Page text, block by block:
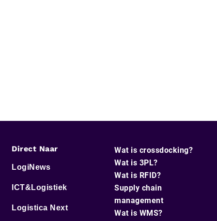
Direct Naar
LogiNews
ICT&Logistiek
Logistica Next
Wat is crossdocking?
Wat is 3PL?
Wat is RFID?
Supply chain
management
Wat is WMS?